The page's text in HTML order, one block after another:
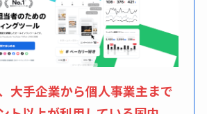
大手企業から個人事業主まで